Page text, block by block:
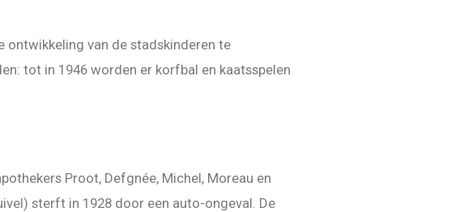
ontwikkeling van de stadskinderen te
tot in 1946 worden er korfbal en kaatsspelen
Proot, Defgnée, Michel, Moreau en
sterft in 1928 door een auto-ongeval. De